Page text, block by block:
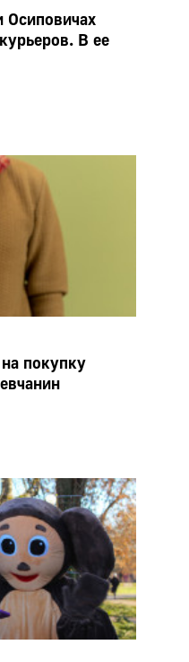
Осиповичах
В ее
покупку